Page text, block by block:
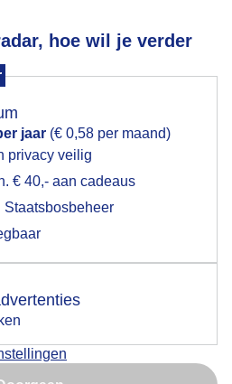
hoe wil je verder
jaar (€ 0,58 per maand)
privacy veilig
€ 40,- aan cadeaus
Staatsbosbeheer
gebruiken voor het
akkoord op hebt gegeven,
up uit je browser waarin
toon de popup
misschien later